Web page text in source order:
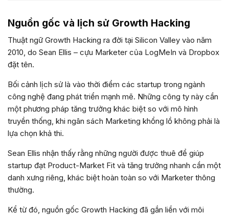
Nguồn gốc và lịch sử Growth Hacking
Thuật ngữ Growth Hacking ra đời tại Silicon Valley vào năm
2010, do Sean Ellis – cựu Marketer của LogMeIn và Dropbox
đặt tên.
Bối cảnh lịch sử là vào thời điểm các startup trong ngành
công nghệ đang phát triển mạnh mẽ. Những công ty này cần
một phương pháp tăng trưởng khác biệt so với mô hình
truyền thống, khi ngân sách Marketing khổng lồ không phải là
lựa chọn khả thi.
Sean Ellis nhận thấy rằng những người được thuê để giúp
startup đạt Product-Market Fit và tăng trưởng nhanh cần một
danh xưng riêng, khác biệt hoàn toàn so với Marketer thông
thường.
Kể từ đó, nguồn gốc Growth Hacking đã gắn liền với môi